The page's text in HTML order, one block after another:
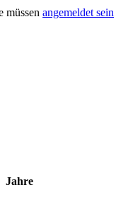
müssenangemeldet sein
Jahre